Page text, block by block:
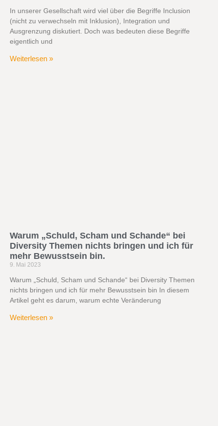
In unserer Gesellschaft wird viel über die Begriffe Inclusion
(nicht zu verwechseln mit Inklusion), Integration und
Ausgrenzung diskutiert. Doch was bedeuten diese Begriffe
eigentlich und
Weiterlesen »
Warum „Schuld, Scham und Schande“ bei
Diversity Themen nichts bringen und ich für
mehr Bewusstsein bin.
9. Mai 2023
Warum „Schuld, Scham und Schande“ bei Diversity Themen
nichts bringen und ich für mehr Bewusstsein bin In diesem
Artikel geht es darum, warum echte Veränderung
Weiterlesen »